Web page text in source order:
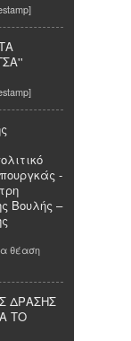
-
Βουλής –
θέαση
ΔΡΑΣΗΣ
ΤΟ